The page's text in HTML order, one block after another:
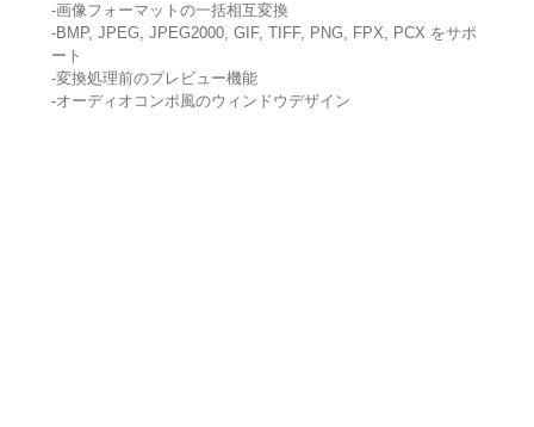
-画像フォーマットの一括相互変換
-BMP, JPEG, JPEG2000, GIF, TIFF, PNG, FPX, PCX をサポ
ート
-変換処理前のプレビュー機能
-オーディオコンポ風のウィンドウデザイン